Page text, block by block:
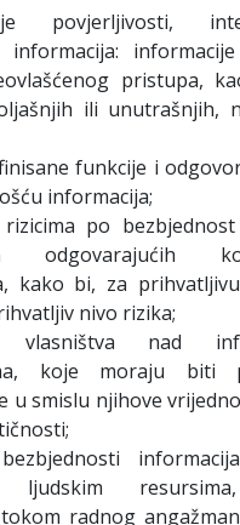
povjerljivosti,
informacija:
pristupa,
ili unutrašnjih,
funkcije i
informacija;
po
odgovarajućih
kako bi, za
nivo rizika;
vlasništva nad
koje moraju biti
u smislu njihove
ljudskim
radnog